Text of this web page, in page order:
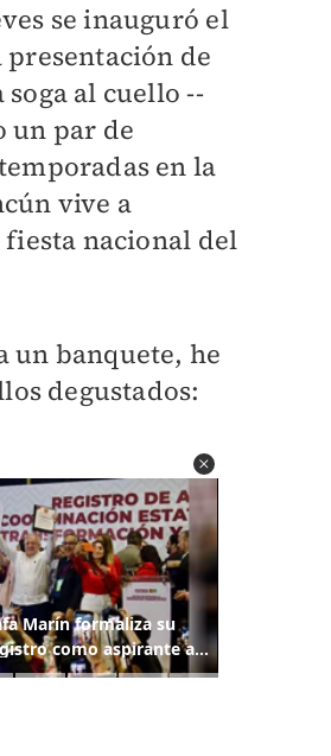
se inauguró el
presentación de
al cuello --
un par de
en la
vive a
nacional del
un banquete, he
degustados: